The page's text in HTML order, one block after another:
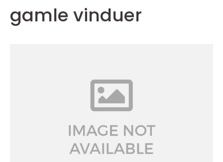
gamle vinduer